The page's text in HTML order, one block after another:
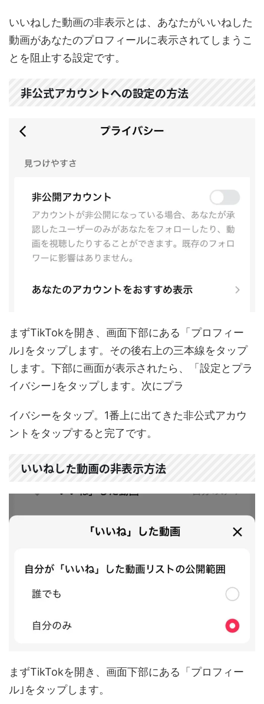
いいねした動画の非表示とは、あなたがいいねした
動画があなたのプロフィールに表示されてしまうこ
とを阻止する設定です。
非公式アカウントへの設定の方法
まずTikTokを開き、画面下部にある「プロフィー
ル｣をタップします。その後右上の三本線をタップ
します。下部に画面が表示されたら、「設定とプラ
イバシー｣をタップします。次にプラ
イバシーをタップ。1番上に出てきた非公式アカウ
ントをタップすると完了です。
いいねした動画の非表示方法
まずTikTokを開き、画面下部にある「プロフィー
ル｣をタップします。